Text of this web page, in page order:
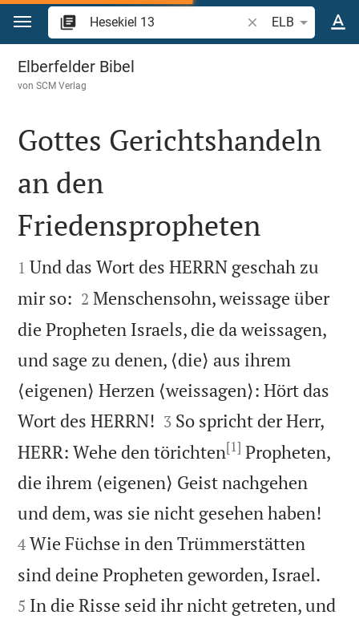
Zum Inhalt springen
Bibelstelle oder
ELB
Hesekiel 13
Elberfelder Bibel
vonSCM Verlag

Gottes Gerichtshandeln
an den
Friedenspropheten

1 Und das Wort des HERRN geschah zu
mir so: 

2 Menschensohn, weissage über
die Propheten Israels, die da weissagen,
und sage zu denen, ⟨die⟩ aus ihrem
⟨eigenen⟩ Herzen ⟨weissagen⟩: Hört das
Wort des HERRN! 

3 So spricht der Herr,
HERR: Wehe den törichten[1] Propheten,
die ihrem ⟨eigenen⟩ Geist nachgehen
und dem, was sie nicht gesehen haben!
4 Wie Füchse in den Trümmerstätten
sind deine Propheten geworden, Israel.
5 In die Risse seid ihr nicht getreten, und